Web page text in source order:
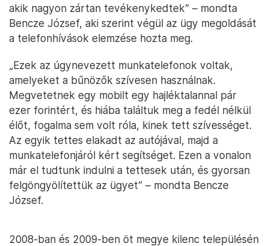
akik nagyon zártan tevékenykedtek” – mondta
Bencze József, aki szerint végül az ügy megoldását
a telefonhívások elemzése hozta meg.
„Ezek az úgynevezett munkatelefonok voltak,
amelyeket a bűnözők szívesen használnak.
Megvetetnek egy mobilt egy hajléktalannal pár
ezer forintért, és hiába találtuk meg a fedél nélkül
élőt, fogalma sem volt róla, kinek tett szívességet.
Az egyik tettes elakadt az autójával, majd a
munkatelefonjáról kért segítséget. Ezen a vonalon
már el tudtunk indulni a tettesek után, és gyorsan
felgöngyölítettük az ügyet” – mondta Bencze
József.
2008-ban és 2009-ben öt megye kilenc településén